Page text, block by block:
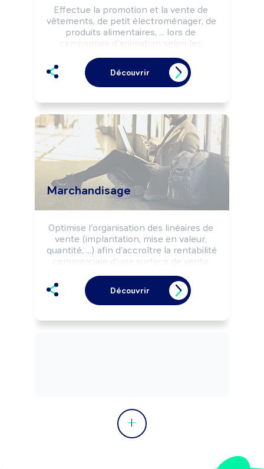
Effectue la promotion et la vente de
vêtements, de petit électroménager, de
produits alimentaires, ... lors de
campagnes d'animation selon les
promotionnelle, lancement de produit,
...) d'une marque, d'un client.
Découvrir
Marchandisage
Optimise l'organisation des linéaires de
vente (implantation, mise en valeur,
quantité, ...) afin d'accroître la rentabilité
commerciale d'une surface de vente
commerciaux de la marque ou de
l'enseigne.
Peut réaliser des outils d'aide à la vente.
Découvrir